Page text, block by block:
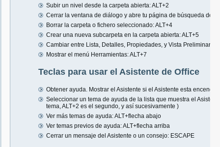
Subir un nivel desde la carpeta abierta: ALT+2
Cerrar la ventana de diálogo y abre tu página de búsqueda de la
Borrar la carpeta o fichero seleccionado: ALT+4
Crear una nueva subcarpeta en la carpeta abierta: ALT+5
Cambiar entre Lista, Detalles, Propiedades, y Vista Preliminar:
Mostrar el menú Herramientas: ALT+7
Teclas para usar el Asistente de Office
Obtener ayuda. Mostrar el Asistente si el Asistente esta
Seleccionar un tema de ayuda de la lista que muestra el
tema, ALT+2 es el segundo, y así sucesivamente )
Ver más temas de ayuda: ALT+flecha abajo
Ver temas previos de ayuda: ALT+flecha arriba
Cerrar un mensaje del Asistente o un consejo: ESCAPE